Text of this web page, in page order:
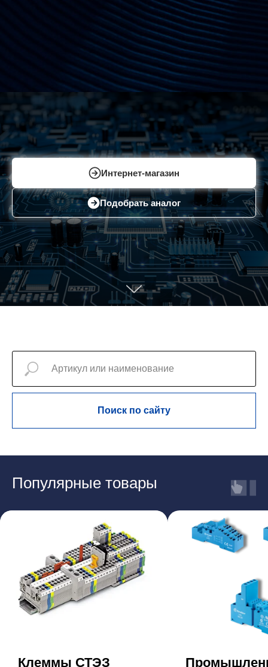
Интернет-магазин
Подобрать аналог
Поиск по сайту
Популярные товары
Клеммы СТЭЗ